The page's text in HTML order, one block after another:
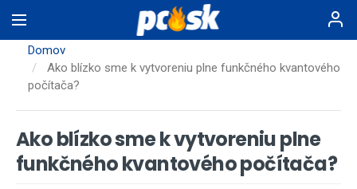
na
hlavnýDomov
Ako blízko sme k vytvoreniu plne funkčného kvantového
počítača?
Ako blízko sme k vytvoreniu plne
funkčného kvantového počítača?